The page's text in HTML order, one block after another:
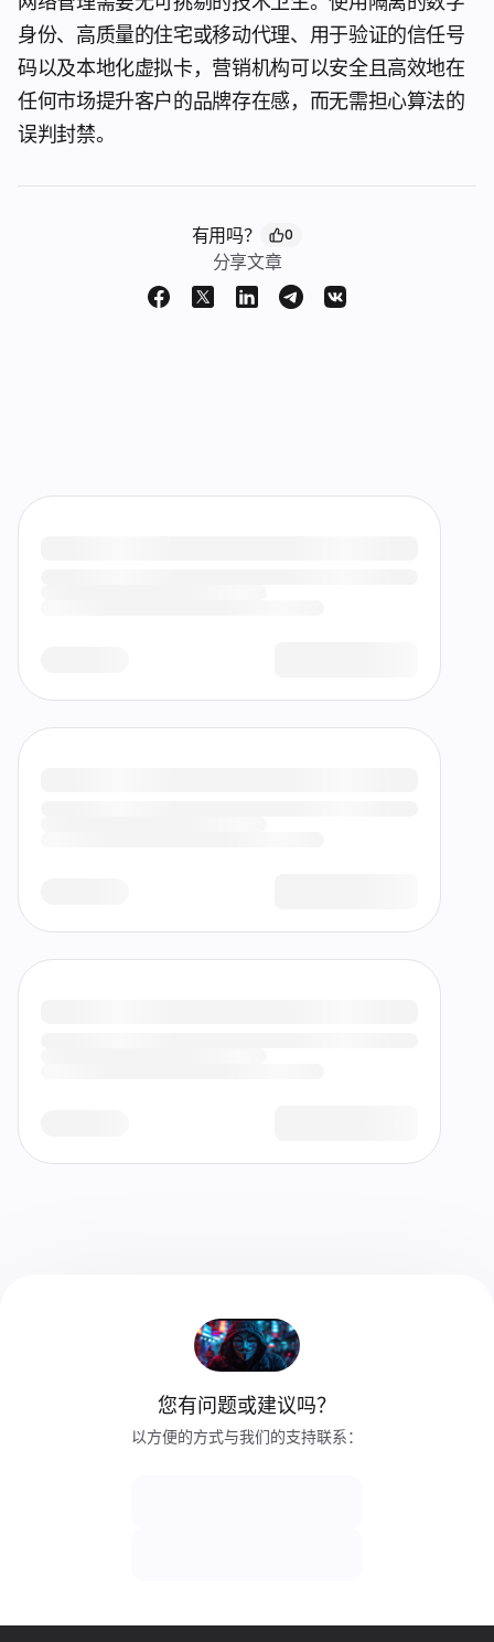
身份、高质量的住宅或移动代理、用于验证的信任号
码以及本地化虚拟卡，营销机构可以安全且高效地在
任何市场提升客户的品牌存在感，而无需担心算法的
误判封禁。
有用吗？ 0
分享文章
您有问题或建议吗？
以方便的方式与我们的支持联系：